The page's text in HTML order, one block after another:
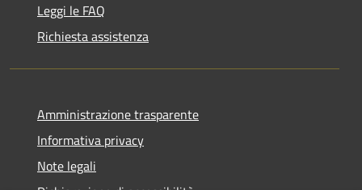
Leggi le FAQ
Richiesta assistenza
Amministrazione trasparente
Informativa privacy
Note legali